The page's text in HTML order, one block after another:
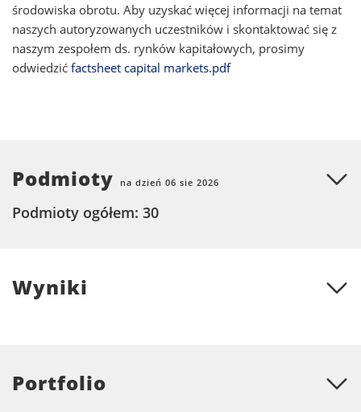
środowiska obrotu. Aby uzyskać więcej informacji na temat
naszych autoryzowanych uczestników i skontaktować się z
naszym zespołem ds. rynków kapitałowych, prosimy
odwiedzić factsheet capital markets.pdf
Podmioty na dzień 06 sie 2026
Podmioty ogółem: 30
Wyniki
Portfolio